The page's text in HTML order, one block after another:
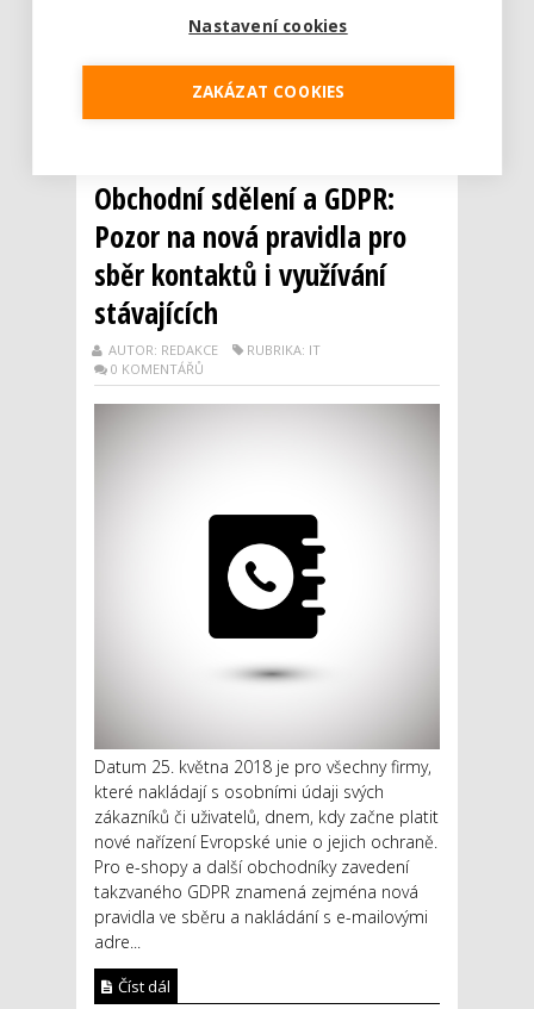
pokles odeslaných obchodních sdělení až o
že e-maily na druhou stranu po 25. květnu
směřují zejm...
Obchodní sdělení a GDPR:
Pozor na nová pravidla pro
sběr kontaktů i využívání
stávajících
AUTOR: REDAKCE
RUBRIKA: IT
0 KOMENTÁŘŮ
Datum 25. května 2018 je pro všechny firmy,
které nakládají s osobními údaji svých
zákazníků či uživatelů, dnem, kdy začne platit
nové nařízení Evropské unie o jejich ochraně.
Pro e-shopy a další obchodníky zavedení
takzvaného GDPR znamená zejména nová
pravidla ve sběru a nakládání s e-mailovými
adre...
Číst dál
Nastavení cookies
ZAKÁZAT COOKIES